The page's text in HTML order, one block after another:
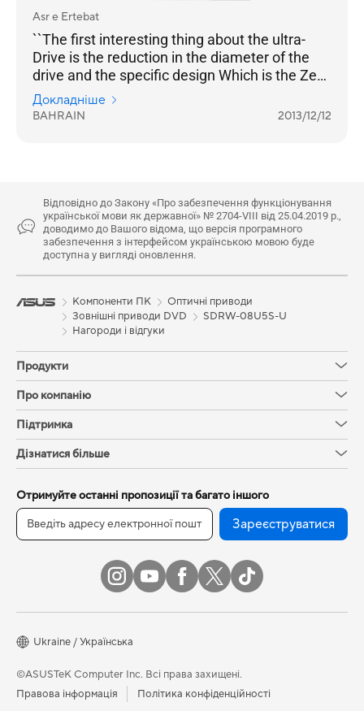
Asr e Ertebat
``The first interesting thing about the ultra-
Drive is the reduction in the diameter of the
drive and the specific design Which is the Zen-
Drive Design``
Докладніше
BAHRAIN 2013/12/12
Відповідно до Закону «Про забезпечення функціонування
української мови як державної» № 2704-VIII від 25.04.2019 р.,
доводимо до Вашого відома, що версія програмного
забезпечення з інтерфейсом українською мовою буде
доступна у вигляді оновлення.
Компоненти ПК
Оптичні приводи
Зовнішні приводи DVD
SDRW-08U5S-U
Нагороди і відгуки
Продукти
Про компанію
Підтримка
Дізнатися більше
Отримуйте останні пропозиції та багато іншого
Зареєструватися
Ukraine / Українська
©ASUSTeK Computer Inc. Всі права захищені.
Правова інформація
Політика конфіденційності